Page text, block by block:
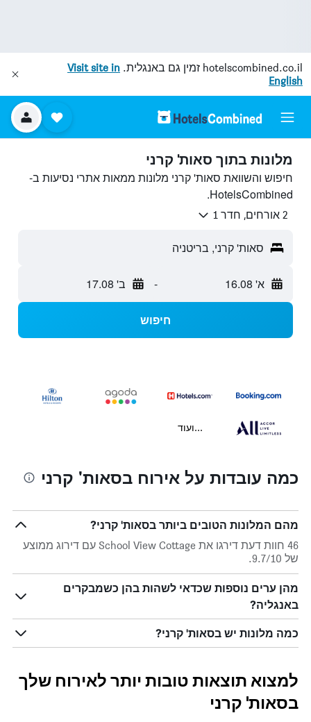
hotelscombined.co.il זמין גם באנגלית. Visit site in
English
מלונות בתוך סאות' קרני
חיפוש והשוואת סאות' קרני מלונות ממאות אתרי נסיעות ב-
HotelsCombined.
2 אורחים, חדר 1
סאות' קרני, בריטניה
א' 16.08 - ב' 17.08
חיפוש
...ועוד
כמה עובדות על אירוח בסאות' קרני
מהם המלונות הטובים ביותר בסאות' קרני?
46 חוות דעת דירגו את School View Cottage עם דירוג ממוצע
של 9.7/10.
מהן ערים נוספות שכדאי לשהות בהן כשמבקרים
באנגליה?
כמה מלונות יש בסאות' קרני?
למצוא תוצאות טובות יותר לאירוח שלך
בסאות' קרני